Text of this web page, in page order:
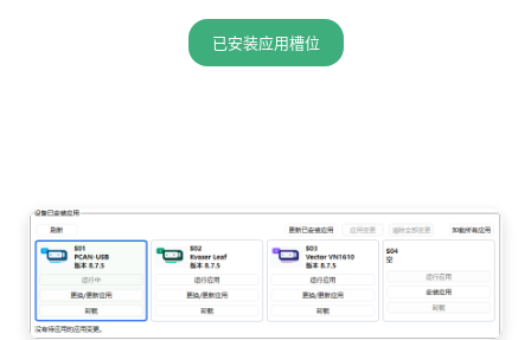
已安装应用槽位